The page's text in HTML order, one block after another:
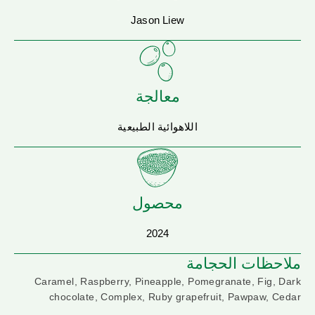
Jason Liew
معالجة
اللاهوائية الطبيعية
محصول
2024
ملاحظات الحجامة
Caramel, Raspberry, Pineapple, Pomegranate, Fig, Dark
chocolate, Complex, Ruby grapefruit, Pawpaw, Cedar